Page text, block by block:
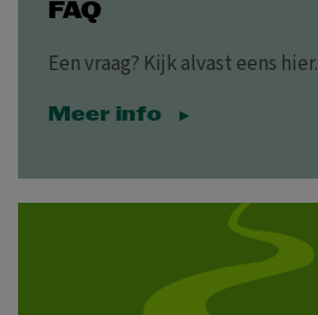
FAQ
Een vraag? Kijk alvast eens hier.
Meer info